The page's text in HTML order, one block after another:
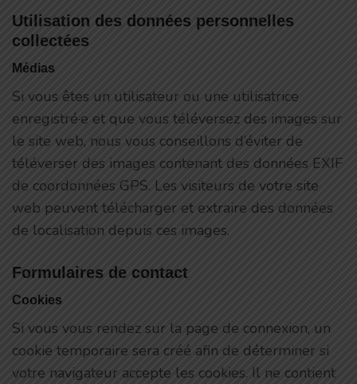
Utilisation des données personnelles
collectées
Médias
Si vous êtes un utilisateur ou une utilisatrice
enregistré·e et que vous téléversez des images sur
le site web, nous vous conseillons d’éviter de
téléverser des images contenant des données EXIF
de coordonnées GPS. Les visiteurs de votre site
web peuvent télécharger et extraire des données
de localisation depuis ces images.
Formulaires de contact
Cookies
Si vous vous rendez sur la page de connexion, un
cookie temporaire sera créé afin de déterminer si
votre navigateur accepte les cookies. Il ne contient